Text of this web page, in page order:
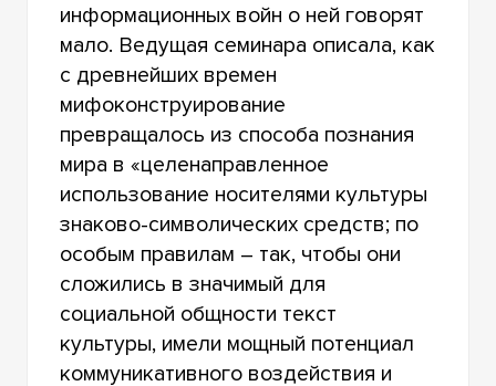
информационных войн о ней говорят
мало. Ведущая семинара описала, как
с древнейших времен
мифоконструирование
превращалось из способа познания
мира в «целенаправленное
использование носителями культуры
знаково-символических средств; по
особым правилам – так, чтобы они
сложились в значимый для
социальной общности текст
культуры, имели мощный потенциал
коммуникативного воздействия и